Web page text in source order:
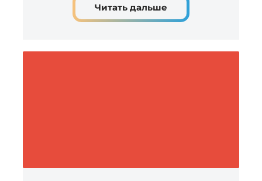
Читать дальше